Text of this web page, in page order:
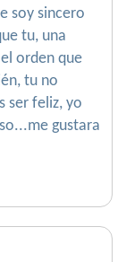
soy sincero
tu, una
orden que
tu no
ser feliz, yo
gustara